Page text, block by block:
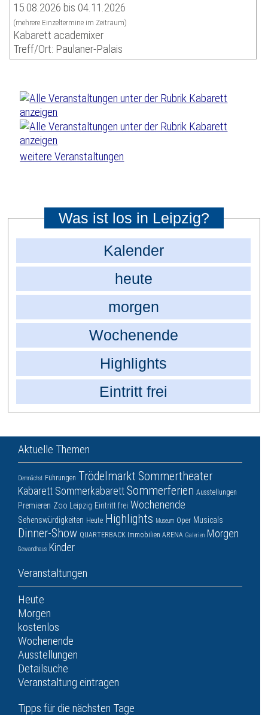
15.08.2026 bis 04.11.2026
(mehrere Einzeltermine im Zeitraum)
Kabarett academixer
Treff/Ort: Paulaner-Palais
weitere Veranstaltungen
Was ist los in Leipzig?
Kalender
heute
morgen
Wochenende
Highlights
Eintritt frei
Aktuelle Themen
Demnächst Führungen Trödelmarkt Sommertheater
Kabarett SommerkabarettSommerferien Ausstellungen
Premieren Zoo Leipzig Eintritt frei Wochenende
Sehenswürdigkeiten Heute Highlights Museum Oper Musicals
Dinner-Show QUARTERBACK Immobilien ARENA Galerien Morgen
Gewandhaus Kinder
Veranstaltungen
Heute
Morgen
kostenlos
Wochenende
Ausstellungen
Detailsuche
Veranstaltung eintragen
Tipps für die nächsten Tage